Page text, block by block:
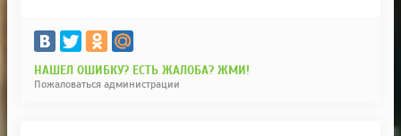
НАШЕЛ ОШИБКУ? ЕСТЬ ЖАЛОБА? ЖМИ!
Пожаловаться администрации